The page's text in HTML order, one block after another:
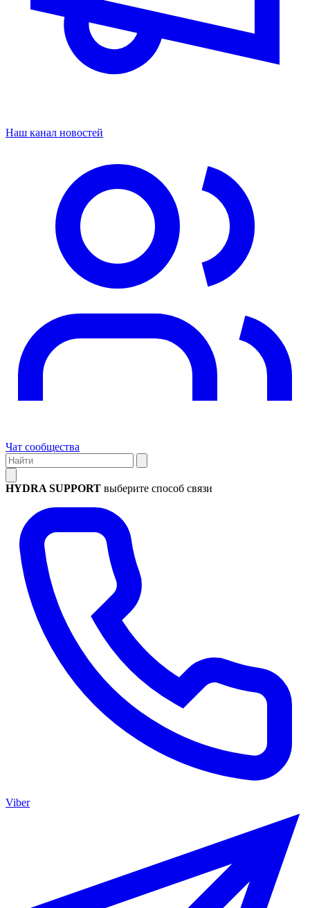
Наш канал новостей
Чат сообщества
HYDRA SUPPORT выберите способ связи
Viber